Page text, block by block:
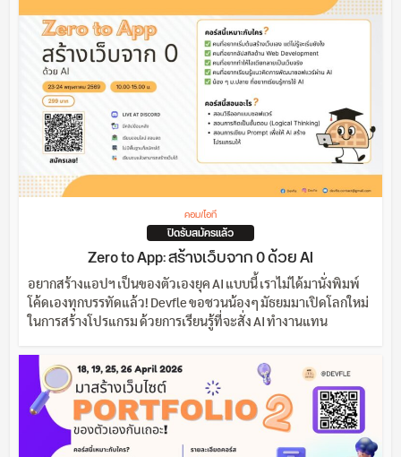
คอม/ไอที
ปิดรับสมัครแล้ว
Zero to App: สร้างเว็บจาก 0 ด้วย AI
อยากสร้างแอปฯ เป็นของตัวเองยุค AI แบบนี้ เราไม่ได้มานั่งพิมพ์
โค้ดเองทุกบรรทัดแล้ว! Devfle ขอชวนน้องๆ มัธยมมาเปิดโลกใหม่
ในการสร้างโปรแกรม ด้วยการเรียนรู้ที่จะสั่ง AI ทำงานแทน